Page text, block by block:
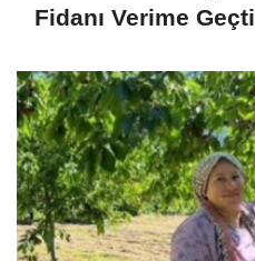
Fidanı Verime Geçti